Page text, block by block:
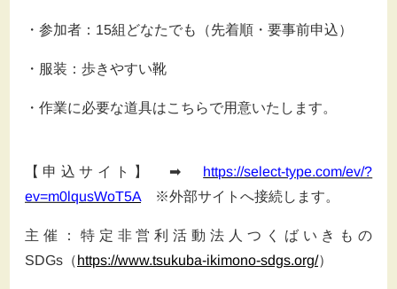
・参加者： 15組どなたでも（先着順・要事前申込）
・服装：歩きやすい靴
・作業に必要な道具はこちらで用意いたします。
【申込サイト】 ➡ https://select-type.com/ev/?
ev=m0lqusWoT5A ※外部サイトへ接続します。
主催：特定非営利活動法人つくばいきもの
SDGs（https://www.tsukuba-ikimono-sdgs.org/）